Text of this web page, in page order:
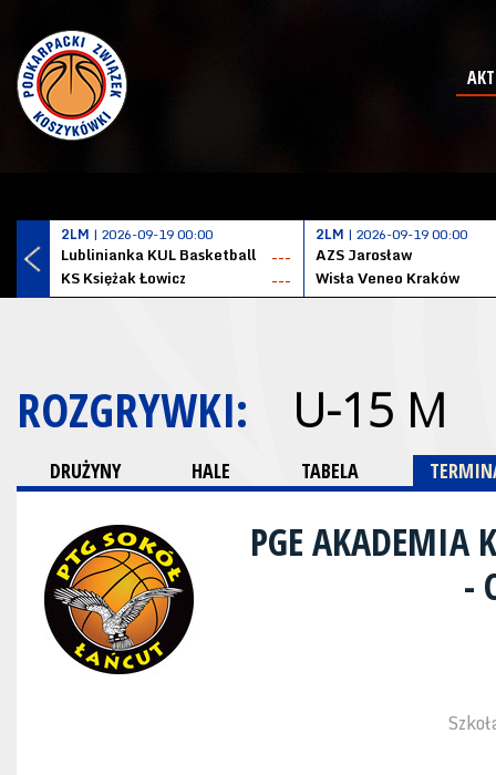
2LM | 2026-09-19 00:00
Lublinianka KUL Basketball
---
KS Księżak Łowicz
---
2LM | 2026-09-19 00:00
AZS Jarosław
Wisła Veneo Kraków
ROZGRYWKI: U-15 M
DRUŻYNY HALE TABELA
PGE AKADEMIA
-